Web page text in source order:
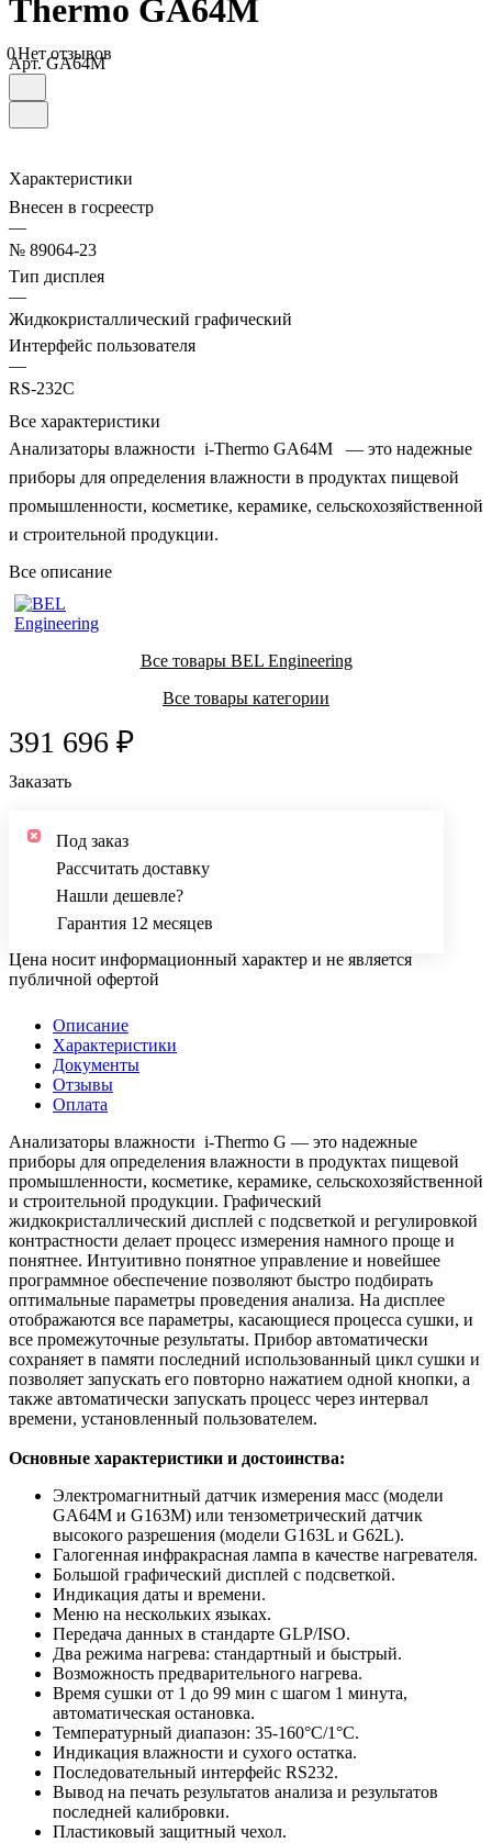
Thermo GA64M
0Нет отзывов
Арт.GA64M
Характеристики
Внесен в госреестр
—
№ 89064-23
Тип дисплея
—
Жидкокристаллический графический
Интерфейс пользователя
—
RS-232C
Все характеристики
Анализаторы влажности i-Thermo GA64M — это надежные
приборы для определения влажности в продуктах пищевой
промышленности, косметике, керамике, сельскохозяйственной
и строительной продукции.
Все описание
Все товары BEL Engineering
Все товары категории
391 696 ₽
Заказать
Под заказ
Рассчитать доставку
Нашли дешевле?
Гарантия 12 месяцев
Цена носит информационный характер и не является
публичной офертой
Описание
Характеристики
Документы
Отзывы
Оплата
Анализаторы влажности i-Thermo G — это надежные
приборы для определения влажности в продуктах пищевой
промышленности, косметике, керамике, сельскохозяйственной
и строительной продукции. Графический
жидкокристаллический дисплей с подсветкой и регулировкой
контрастности делает процесс измерения намного проще и
понятнее. Интуитивно понятное управление и новейшее
программное обеспечение позволяют быстро подбирать
оптимальные параметры проведения анализа. На дисплее
отображаются все параметры, касающиеся процесса сушки, и
все промежуточные результаты. Прибор автоматически
сохраняет в памяти последний использованный цикл сушки и
позволяет запускать его повторно нажатием одной кнопки, а
также автоматически запускать процесс через интервал
времени, установленный пользователем.
Основные характеристики и достоинства:
Электромагнитный датчик измерения масс (модели
GA64M и G163M) или тензометрический датчик
высокого разрешения (модели G163L и G62L).
Галогенная инфракрасная лампа в качестве нагревателя.
Большой графический дисплей с подсветкой.
Индикация даты и времени.
Меню на нескольких языках.
Передача данных в стандарте GLP/ISO.
Два режима нагрева: стандартный и быстрый.
Возможность предварительного нагрева.
Время сушки от 1 до 99 мин с шагом 1 минута,
автоматическая остановка.
Температурный диапазон: 35-160°C/1°C.
Индикация влажности и сухого остатка.
Последовательный интерфейс RS232.
Вывод на печать результатов анализа и результатов
последней калибровки.
Пластиковый защитный чехол.